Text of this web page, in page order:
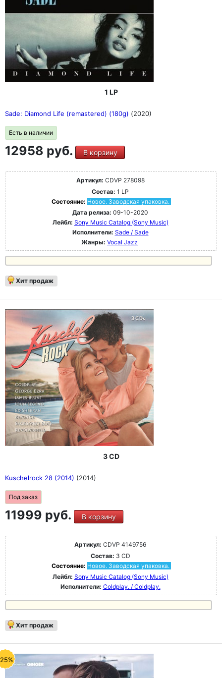
1 LP
Sade: Diamond Life (remastered) (180g) (2020)
Есть в наличии
12958 руб. В корзину
Артикул: CDVP 278098
Состав: 1 LP
Состояние: Новое. Заводская упаковка.
Дата релиза: 09-10-2020
Лейбл: Sony Music Catalog (Sony Music)
Исполнители: Sade / Sade
Жанры: Vocal Jazz
Хит продаж
3 CD
Kuschelrock 28 (2014) (2014)
Под заказ
11999 руб. В корзину
Артикул: CDVP 4149756
Состав: 3 CD
Состояние: Новое. Заводская упаковка.
Лейбл: Sony Music Catalog (Sony Music)
Исполнители: Coldplay. / Coldplay.
Хит продаж